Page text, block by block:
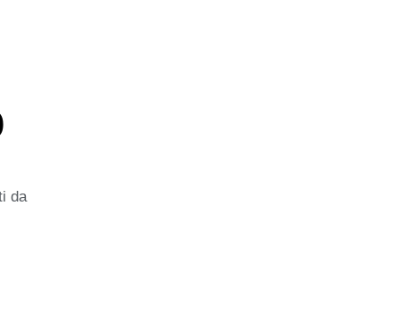
da